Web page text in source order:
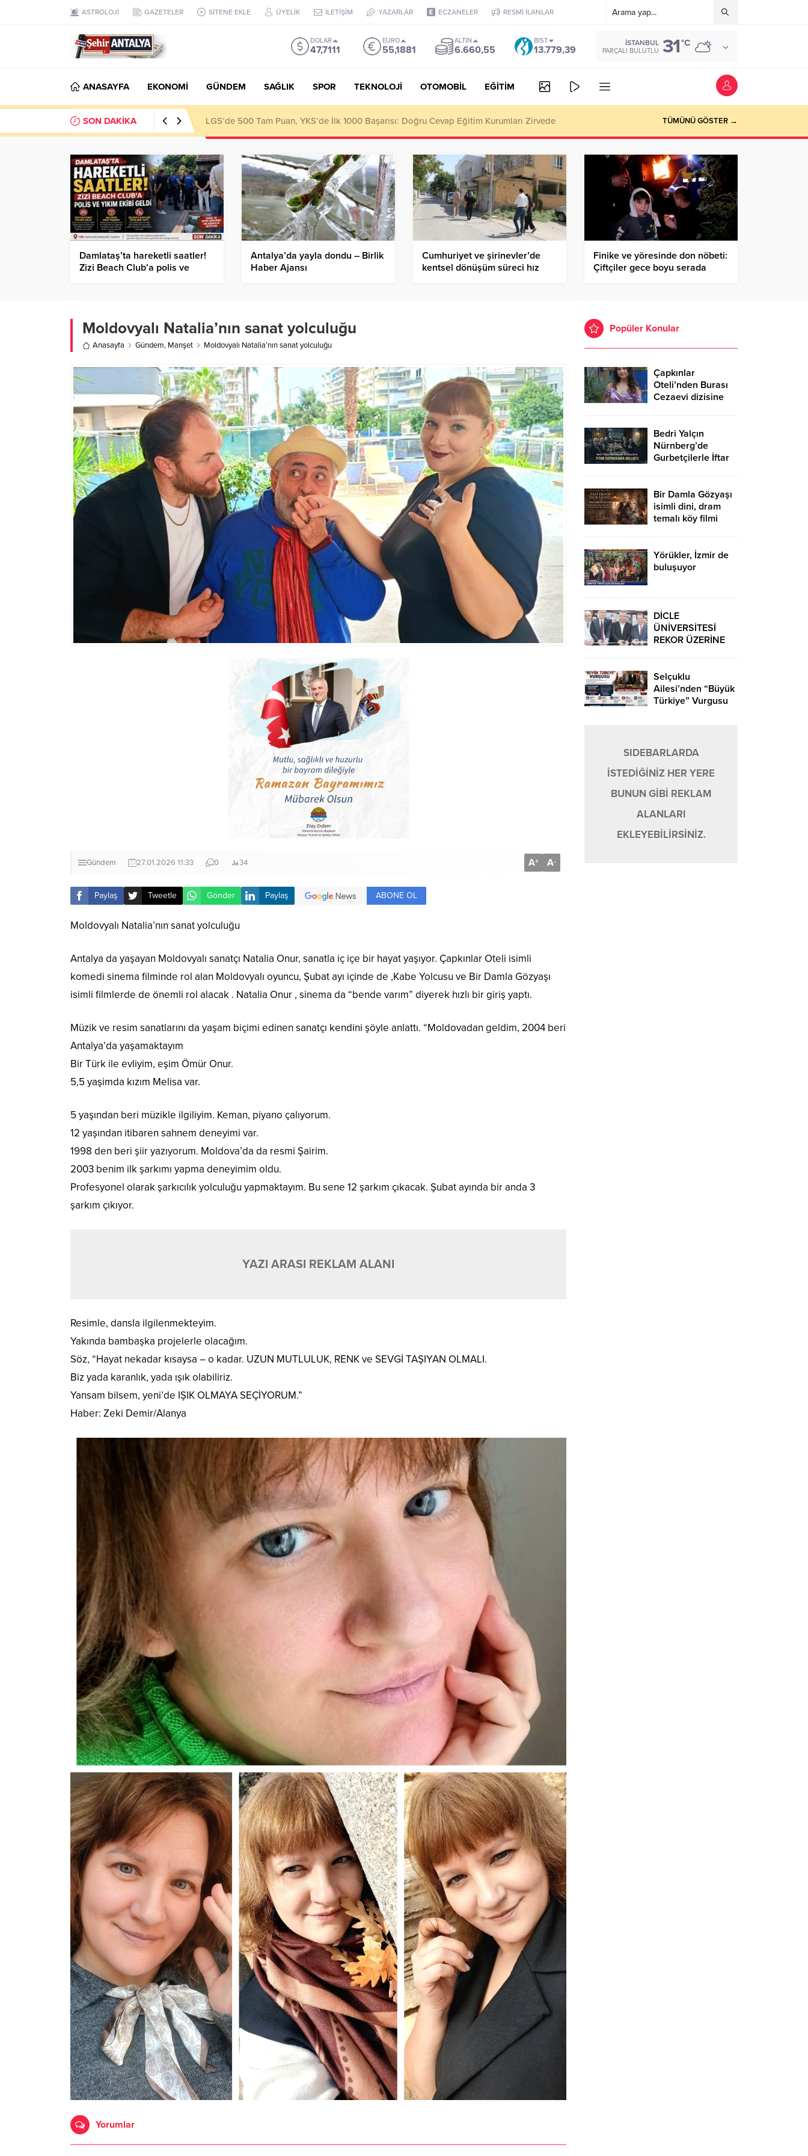
ASTROLOJİ GAZETELER SİTENE EKLE ÜYELİK İLETİŞİM YAZARLAR ECZANELER RESMİ İLANLAR
DOLAR
47,7111
EURO
55,1881
ALTIN
6.660,55
BIST
13.779,39
İSTANBUL
PARÇALI BULUTLU 31°C
ANASAYFA EKONOMİ GÜNDEM SAĞLIK SPOR TEKNOLOJİ OTOMOBİL EĞİTİM
SON DAKİKA LGS’de 500 Tam Puan, YKS’de İlk 1000 Başarısı: Doğru Cevap Eğitim Kurumları Zirvede TÜMÜNÜ GÖSTER →
Damlataş’ta hareketli saatler!
Zizi Beach Club’a polis ve
Antalya’da yayla dondu – Birlik
Haber Ajansı
Cumhuriyet ve şirinevler’de
kentsel dönüşüm süreci hız
Finike ve yöresinde don nöbeti:
Çiftçiler gece boyu serada
Moldovyalı Natalia’nın sanat yolculuğu
Anasayfa Gündem, Manşet Moldovyalı Natalia’nın sanat yolculuğu
Gündem 27.01.2026 11:33 0 34 A+ A-
Paylaş Tweetle Gönder Paylaş ABONE OL
Moldovyalı Natalia’nın sanat yolculuğu
Antalya da yaşayan Moldovyalı sanatçı Natalia Onur, sanatla iç içe bir hayat yaşıyor. Çapkınlar Oteli isimli
komedi sinema filminde rol alan Moldovyalı oyuncu, Şubat ayı içinde de ,Kabe Yolcusu ve Bir Damla Gözyaşı
isimli filmlerde de önemli rol alacak . Natalia Onur , sinema da “bende varım” diyerek hızlı bir giriş yaptı.
Müzik ve resim sanatlarını da yaşam biçimi edinen sanatçı kendini şöyle anlattı. “Moldovadan geldim, 2004 beri
Antalya’da yaşamaktayım
Bir Türk ile evliyim, eşim Ömür Onur.
5,5 yaşimda kızım Melisa var.
5 yaşından beri müzikle ilgiliyim. Keman, piyano çalıyorum.
12 yaşından itibaren sahnem deneyimi var.
1998 den beri şiir yazıyorum. Moldova’da da resmi Şairim.
2003 benim ilk şarkımı yapma deneyimim oldu.
Profesyonel olarak şarkıcılık yolculuğu yapmaktayım. Bu sene 12 şarkım çıkacak. Şubat ayında bir anda 3
şarkım çıkıyor.
YAZI ARASI REKLAM ALANI
Resimle, dansla ilgilenmekteyim.
Yakında bambaşka projelerle olacağım.
Söz, “Hayat nekadar kısaysa – o kadar. UZUN MUTLULUK, RENK ve SEVGİ TAŞIYAN OLMALI.
Biz yada karanlık, yada ışık olabiliriz.
Yansam bilsem, yeni’de IŞIK OLMAYA SEÇİYORUM.”
Haber: Zeki Demir/Alanya
Yorumlar
Popüler Konular
Çapkınlar
Oteli’nden Burası
Cezaevi dizisine
Bedri Yalçın
Nürnberg’de
Gurbetçilerle İftar
Bir Damla Gözyaşı
isimli dini, dram
temalı köy filmi
Yörükler, İzmir de
buluşuyor
DİCLE
ÜNİVERSİTESİ
REKOR ÜZERİNE
Selçuklu
Ailesi’nden “Büyük
Türkiye” Vurgusu
SIDEBARLARDA
İSTEDİĞİNİZ HER YERE
BUNUN GİBİ REKLAM
ALANLARI
EKLEYEBİLİRSİNİZ.